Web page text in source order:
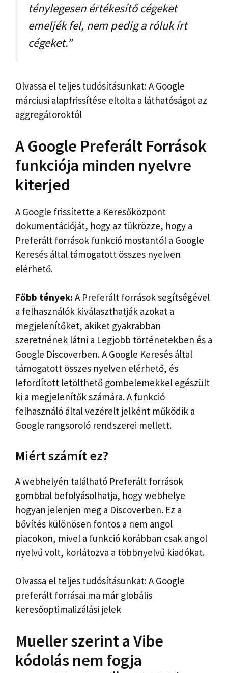
ténylegesen értékesítő cégeket
emeljék fel, nem pedig a róluk írt
cégeket.”
Olvassa el teljes tudósításunkat: A Google
márciusi alapfrissítése eltolta a láthatóságot az
aggregátoroktól
A Google Preferált Források
funkciója minden nyelvre
kiterjed
A Google frissítette a Keresőközpont
dokumentációját, hogy az tükrözze, hogy a
Preferált források funkció mostantól a Google
Keresés által támogatott összes nyelven
elérhető.
Főbb tények: A Preferált források segítségével
a felhasználók kiválaszthatják azokat a
megjelenítőket, akiket gyakrabban
szeretnének látni a Legjobb történetekben és a
Google Discoverben. A Google Keresés által
támogatott összes nyelven elérhető, és
lefordított letölthető gombelemekkel egészült
ki a megjelenítők számára. A funkció
felhasználó által vezérelt jelként működik a
Google rangsoroló rendszerei mellett.
Miért számít ez?
A webhelyén található Preferált források
gombbal befolyásolhatja, hogy webhelye
hogyan jelenjen meg a Discoverben. Ez a
bővítés különösen fontos a nem angol
piacokon, mivel a funkció korábban csak angol
nyelvű volt, korlátozva a többnyelvű kiadókat.
Olvassa el teljes tudósításunkat: A Google
preferált forrásai ma már globális
keresőoptimalizálási jelek
Mueller szerint a Vibe
kódolás nem fogja